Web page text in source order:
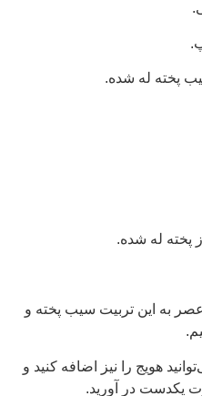
به این تربیت سیب پخته و
هویج را نیز اضافه کنید و
یکدست در آورید.